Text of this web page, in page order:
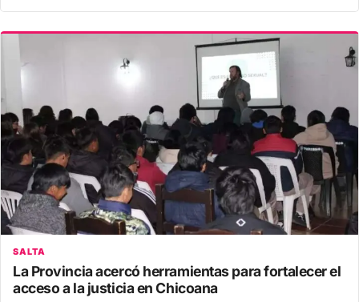
SALTA
La Provincia acercó herramientas para fortalecer el
acceso a la justicia en Chicoana